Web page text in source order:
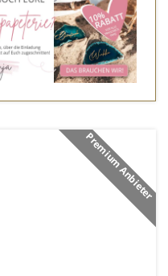
Premium Anbieter